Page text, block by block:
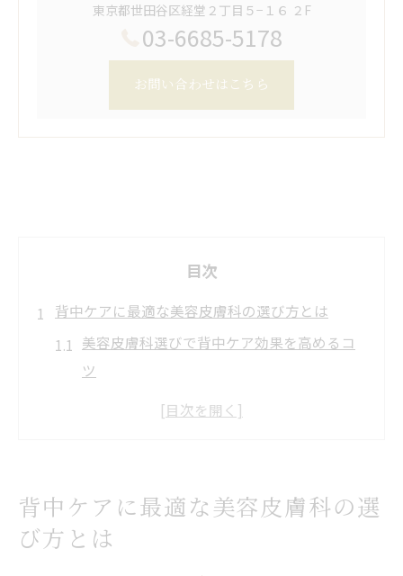
東京都世田谷区経堂２丁目５−１６ ２F
03-6685-5178
お問い合わせはこちら
目次
背中ケアに最適な美容皮膚科の選び方とは
美容皮膚科選びで背中ケア効果を高めるコ
ツ
ミラノリピール対応の美容皮膚科を見極め
美容皮膚科のカウンセリングで確認したい
ポイント
背中ケアに最適な美容皮膚科の選
び方とは